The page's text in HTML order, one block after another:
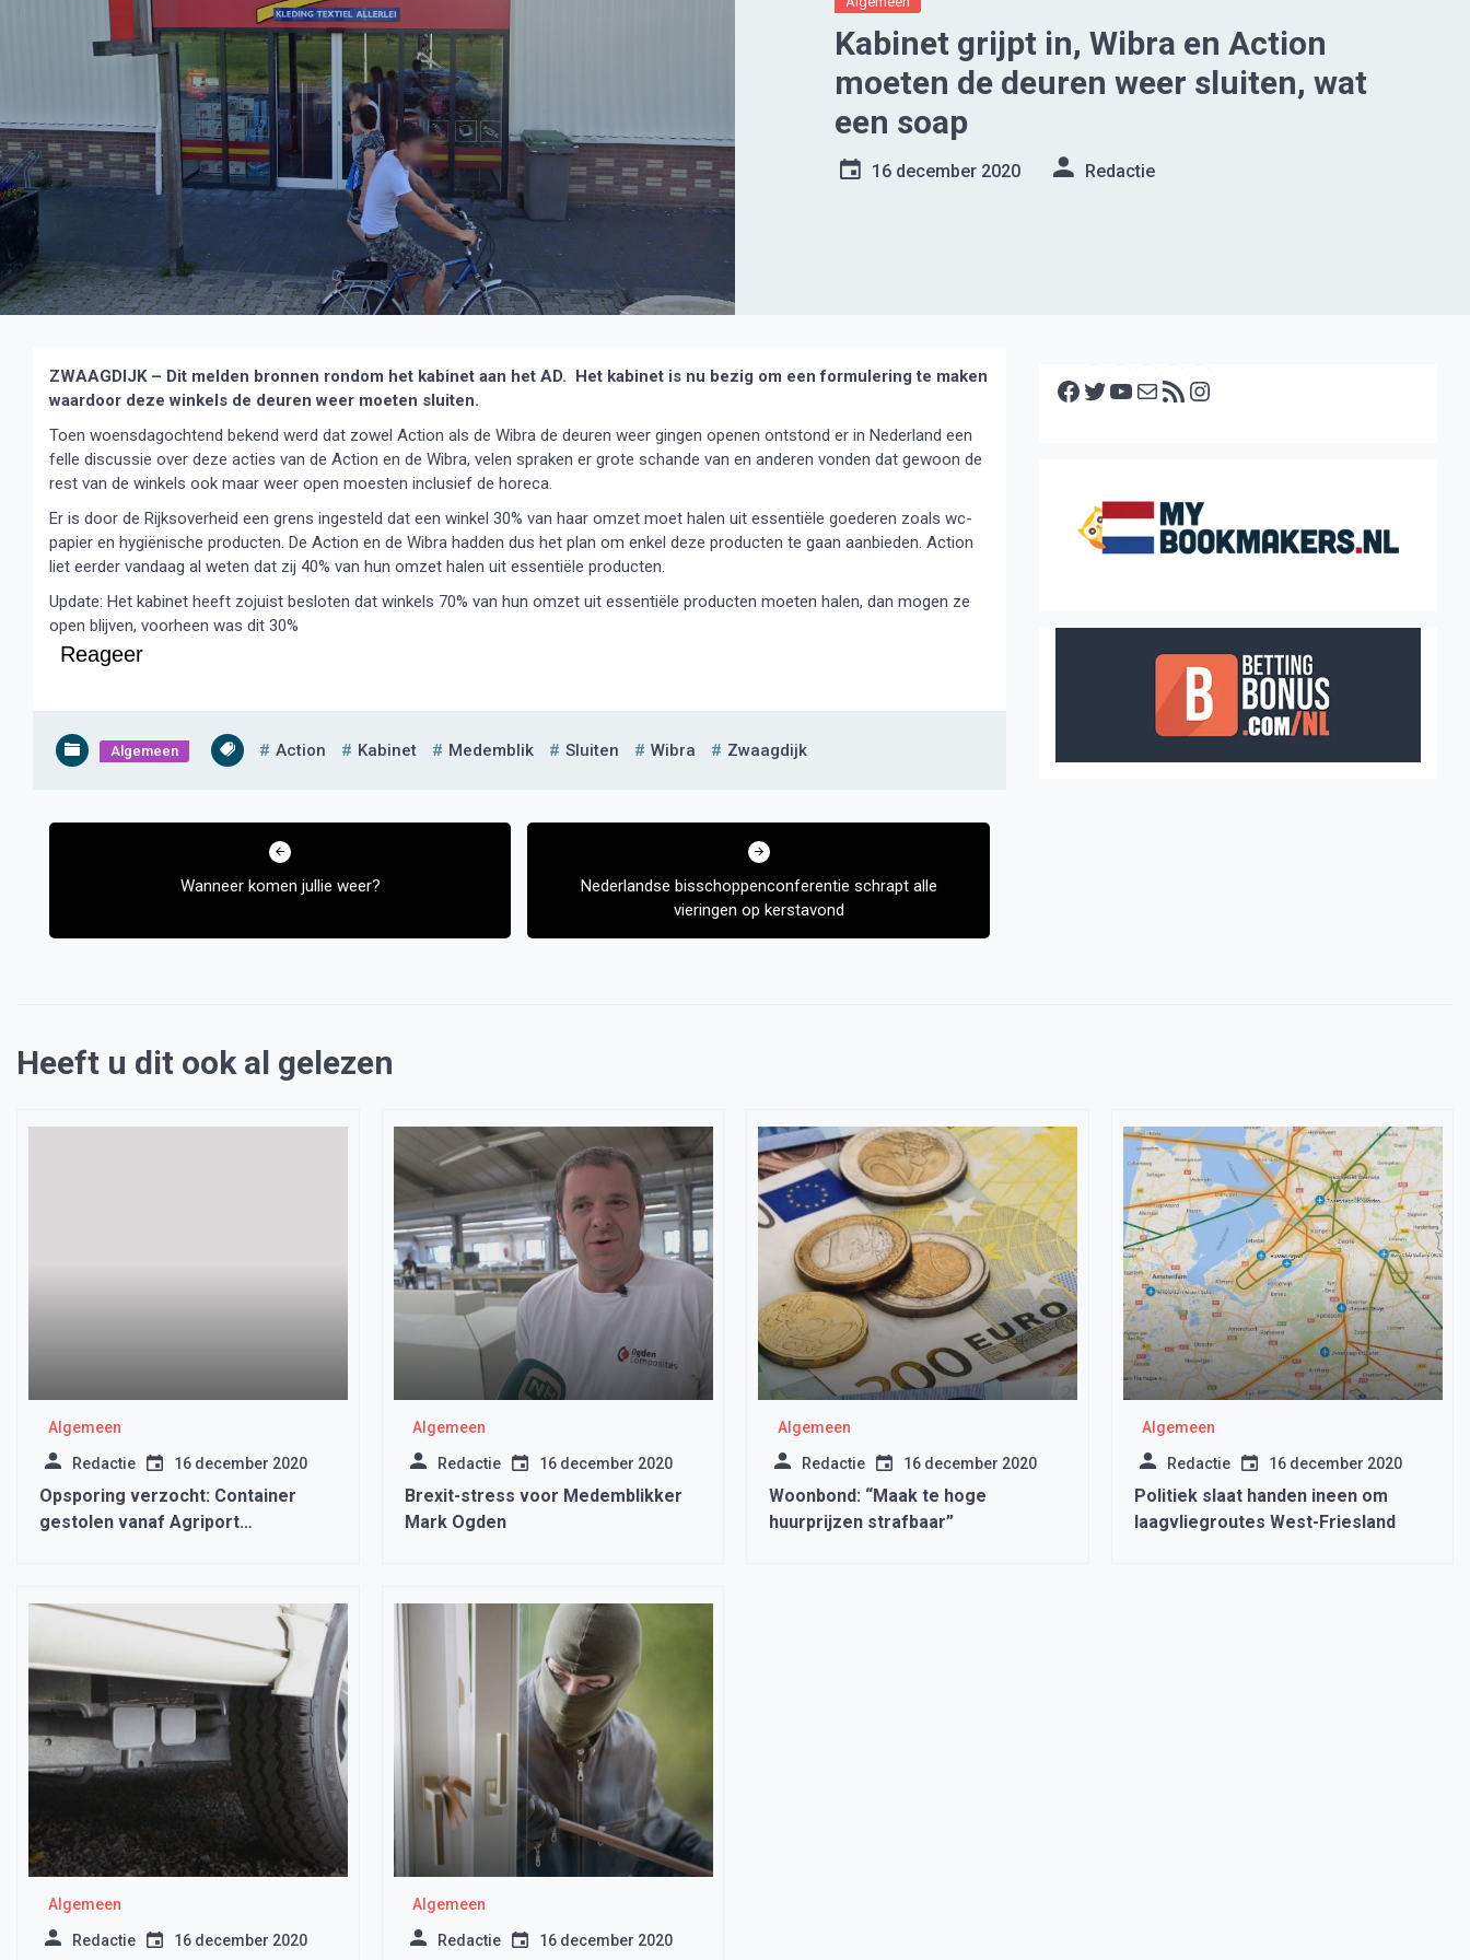
Kabinet grijpt in, Wibra en Action
moeten de deuren weer sluiten, wat
een soap
16 december 2020 Redactie
ZWAAGDIJK – Dit melden bronnen rondom het kabinet aan het AD. Het kabinet is nu bezig om een formulering te maken
waardoor deze winkels de deuren weer moeten sluiten.
Toen woensdagochtend bekend werd dat zowel Action als de Wibra de deuren weer gingen openen ontstond er in Nederland een
felle discussie over deze acties van de Action en de Wibra, velen spraken er grote schande van en anderen vonden dat gewoon de
rest van de winkels ook maar weer open moesten inclusief de horeca.
Er is door de Rijksoverheid een grens ingesteld dat een winkel 30% van haar omzet moet halen uit essentiële goederen zoals wc-
papier en hygiënische producten. De Action en de Wibra hadden dus het plan om enkel deze producten te gaan aanbieden. Action
liet eerder vandaag al weten dat zij 40% van hun omzet halen uit essentiële producten.
Update: Het kabinet heeft zojuist besloten dat winkels 70% van hun omzet uit essentiële producten moeten halen, dan mogen ze
open blijven, voorheen was dit 30%
Reageer
Algemeen Action Kabinet Medemblik Sluiten Wibra Zwaagdijk
Bericht
Wanneer komen jullie weer?
Nederlandse bisschoppenconferentie schrapt alle
vieringen op kerstavond
Facebook Twitter YouTube E-mail RSS feed
Heeft u dit ook al gelezen
Algemeen
Redactie 16 december 2020
Opsporing verzocht: Container
gestolen vanaf Agriport
Algemeen
Redactie 16 december 2020
Brexit-stress voor Medemblikker
Mark Ogden
Algemeen
Redactie 16 december 2020
Woonbond: “Maak te hoge
huurprijzen strafbaar”
Algemeen
Redactie 16 december 2020
Politiek slaat handen ineen om
laagvliegroutes West-Friesland
Algemeen
Redactie 16 december 2020
Algemeen
Redactie 16 december 2020